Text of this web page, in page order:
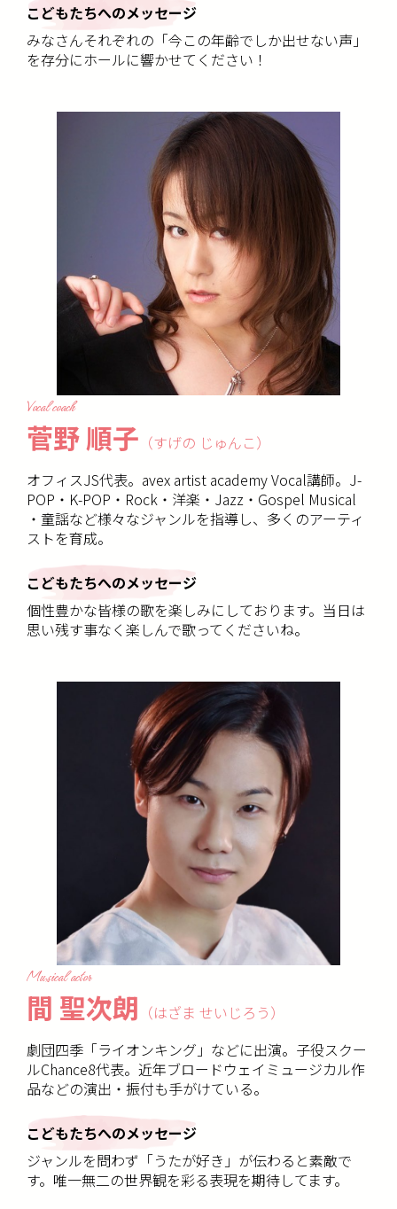
こどもたちへのメッセージ
みなさんそれぞれの「今この年齢でしか出せない声」
を存分にホールに響かせてください！
Vocal coach
菅野 順子 （すげの じゅんこ）
オフィスJS代表。avex artist academy Vocal講師。J-
POP・K-POP・Rock・洋楽・Jazz・Gospel Musical
・童謡など様々なジャンルを指導し、多くのアーティ
ストを育成。
こどもたちへのメッセージ
個性豊かな皆様の歌を楽しみにしております。当日は
思い残す事なく楽しんで歌ってくださいね。
Musical actor
間 聖次朗 （はざま せいじろう）
劇団四季「ライオンキング」などに出演。子役スクー
ルChance8代表。近年ブロードウェイミュージカル作
品などの演出・振付も手がけている。
こどもたちへのメッセージ
ジャンルを問わず「うたが好き」が伝わると素敵で
す。唯一無二の世界観を彩る表現を期待してます。